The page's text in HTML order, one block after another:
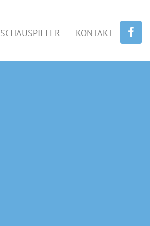
SCHAUSPIELER KONTAKT